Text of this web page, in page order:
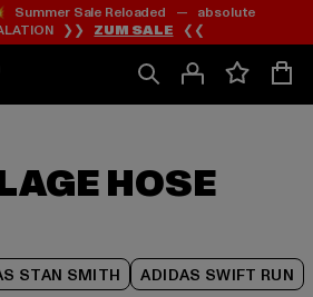
Zum
Inhalt
springen
Zum
Fußzeile
springen
Sale Reloaded — absolute
❯❯ ZUM SALE ❮❮
HOSE
STAN SMITH ADIDAS SWIFT RUN
Zum
Produktraster
springen